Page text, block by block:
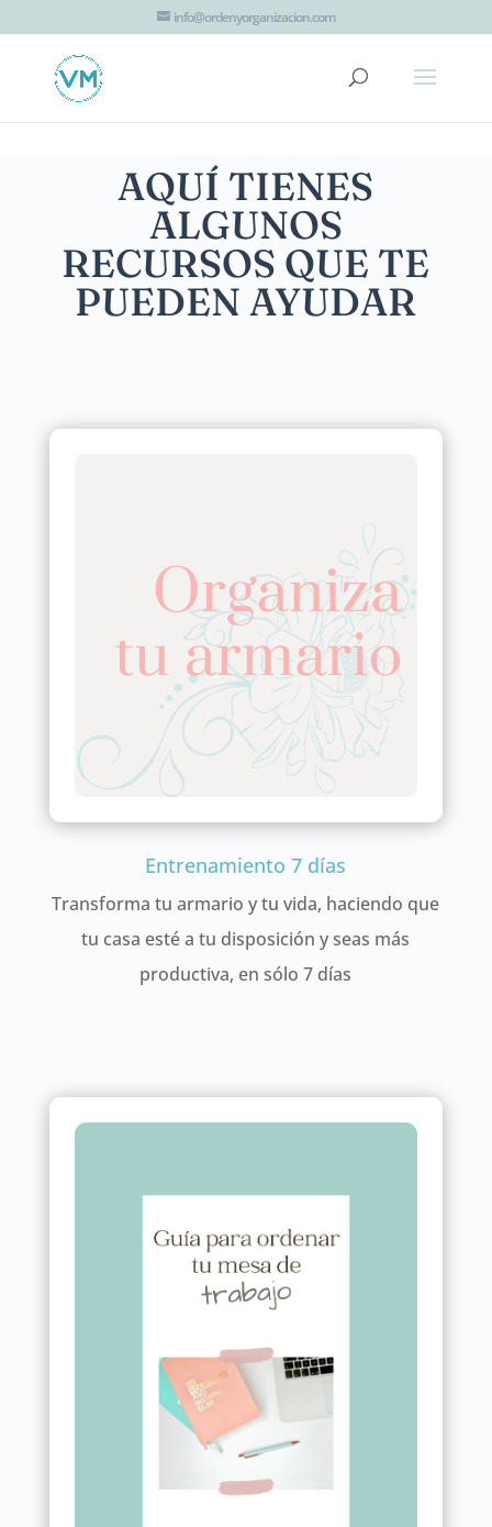
info@ordenyorganizacion.com
AQUÍ TIENES
ALGUNOS
RECURSOS QUE TE
PUEDEN AYUDAR
Entrenamiento 7 días
Transforma tu armario y tu vida, haciendo que
tu casa esté a tu disposición y seas más
productiva, en sólo 7 días